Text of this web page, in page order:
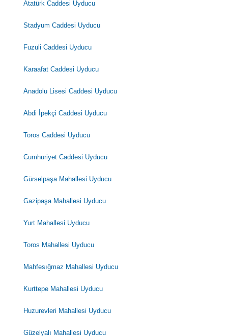
Atatürk Caddesi Uyducu
Stadyum Caddesi Uyducu
Fuzuli Caddesi Uyducu
Karaafat Caddesi Uyducu
Anadolu Lisesi Caddesi Uyducu
Abdi İpekçi Caddesi Uyducu
Toros Caddesi Uyducu
Cumhuriyet Caddesi Uyducu
Gürselpaşa Mahallesi Uyducu
Gazipaşa Mahallesi Uyducu
Yurt Mahallesi Uyducu
Toros Mahallesi Uyducu
Mahfesığmaz Mahallesi Uyducu
Kurttepe Mahallesi Uyducu
Huzurevleri Mahallesi Uyducu
Güzelyalı Mahallesi Uyducu